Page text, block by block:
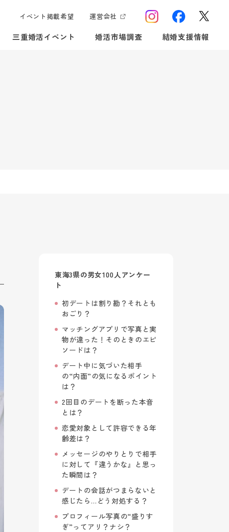
イベント掲載希望 運営会社
三重婚活イベント 婚活市場調査 結婚支援情報
東海3県の男女100人アンケー
ト
初デートは割り勘？それとも
おごり？
マッチングアプリで写真と実
物が違った！そのときのエピ
ソードは？
デート中に気づいた相手
の“内面”の気になるポイント
は？
2回目のデートを断った本音
とは？
恋愛対象として許容できる年
齢差は？
メッセージのやりとりで相手
に対して『違うかな』と思っ
た瞬間は？
デートの会話がつまらないと
感じたら…どう対処する？
プロフィール写真の“盛りす
ぎ”ってアリ？ナシ？